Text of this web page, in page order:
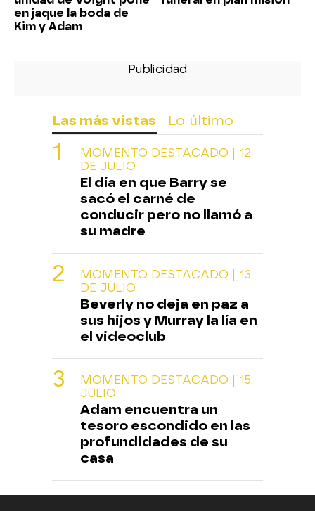
en jaque la boda de
Kim y Adam
Las más vistas Lo último
MOMENTO DESTACADO | 12
DE JULIO
El día en que Barry se
sacó el carné de
conducir pero no llamó a
su madre
MOMENTO DESTACADO | 13
DE JULIO
Beverly no deja en paz a
sus hijos y Murray la lía en
el videoclub
MOMENTO DESTACADO | 15
JULIO
Adam encuentra un
tesoro escondido en las
profundidades de su
casa